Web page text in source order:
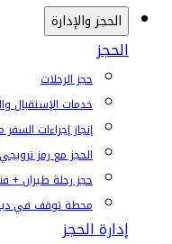
الحجز والإدارة
الحجز
حجز الرحلات
خدمات الإستقبال
إنجاز إجراءات السفر
الحجز مع رمز ترويجي
حجز رحلة طيران +
محطة توقف في
إدارة الحجز